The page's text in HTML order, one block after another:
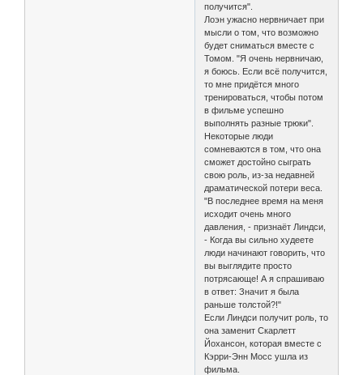
получится".
Лоэн ужасно нервничает при
мысли о том, что возможно
будет сниматься вместе с
Томом. "Я очень нервничаю,
я боюсь. Если всё получится,
то мне придётся много
тренироваться, чтобы потом
в фильме успешно
выполнять разные трюки".
Некоторые люди
сомневаются в том, что она
сможет достойно сыграть
свою роль, из-за недавней
драматической потери веса.
"В последнее время на меня
исходит очень много
давления, - признаёт Линдси,
- Когда вы сильно худеете
люди начинают говорить, что
вы выглядите просто
потрясающе! А я спрашиваю
в ответ: Значит я была
раньше толстой?!"
Если Линдси получит роль, то
она заменит Скарлетт
Йохансон, которая вместе с
Кэрри-Энн Мосс ушла из
фильма.